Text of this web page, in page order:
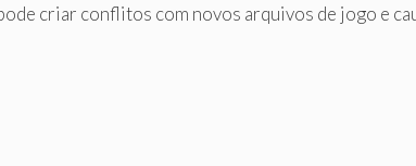
criar conflitos com novos arquivos de jogo e